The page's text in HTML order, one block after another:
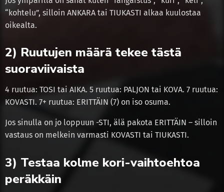
“kohtelu”, silloin ANKARA tai TIUKASTI alkaa kuulostaa
oikealta.
2) Ruutujen määrä tekee tästä
suoraviivaista
4 ruutua: TOSI tai AIKA. 5 ruutua: PALJON tai KOVA. 7 ruutua:
KOVASTI. 7+ ruutua: ERITTÄIN (7) on iso osuma.
Jos sinulla on jo loppuun -STI, älä pakota ERITTÄIN – silloin
vastaus on melkein varmasti KOVASTI tai TIUKASTI.
3) Testaa kolme kori-vaihtoehtoa
peräkkäin